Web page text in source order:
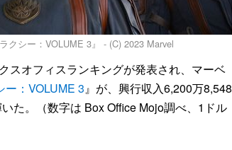
クシー：VOLUME 3』 - (C) 2023 Marvel
スオフィスランキングが発表され、マーベ
ー：VOLUME 3』が、興行収入6,200万8,548
た。（数字は Box Office Mojo調べ、1ドル